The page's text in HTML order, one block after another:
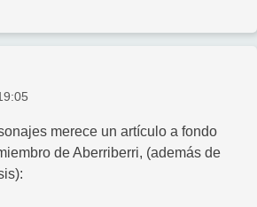
merece un artículo a fondo
de Aberriberri, (además de